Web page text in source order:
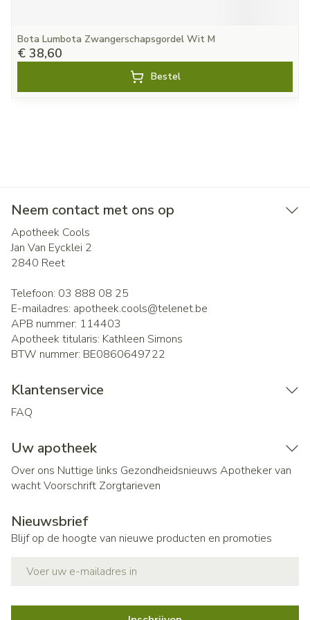
Bota Lumbota Zwangerschapsgordel Wit M
€ 38,60
Bestel
Neem contact met ons op
Apotheek Cools
Jan Van Eycklei 2
2840 Reet
Telefoon: 03 888 08 25
E-mailadres: apotheek.cools@telenet.be
APB nummer: 114403
Apotheek titularis: Kathleen Simons
BTW nummer: BE0860649722
Klantenservice
FAQ
Uw apotheek
Over ons Nuttige links Gezondheidsnieuws Apotheker van
wachtVoorschrift Zorgtarieven
Nieuwsbrief
Blijf op de hoogte van nieuwe producten en promoties